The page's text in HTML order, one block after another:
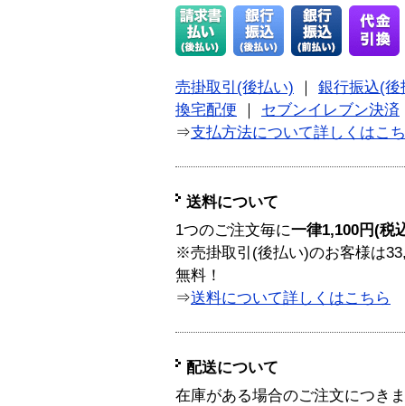
売掛取引(後払い)
銀行振込(後
換宅配便
セブンイレブン決済
⇒支払方法について詳しくはこ
送料について
1つのご注文毎に一律1,100円(税
※売掛取引(後払い)のお客様は
無料！
⇒送料について詳しくはこちら
配送について
在庫がある場合のご注文につき